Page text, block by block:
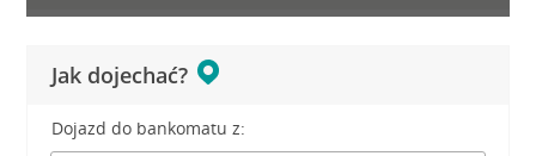
Jak dojechać?
Dojazd do bankomatu z: